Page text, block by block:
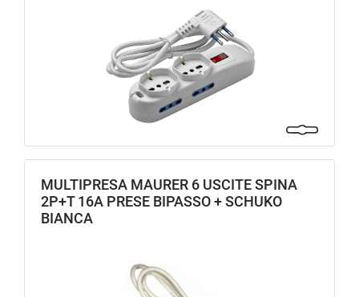
MULTIPRESA MAURER 6 USCITE SPINA
2P+T 16A PRESE BIPASSO + SCHUKO
BIANCA